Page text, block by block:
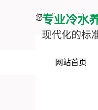
网站首页
专业冷水
现代化的标
您的位置： 首页